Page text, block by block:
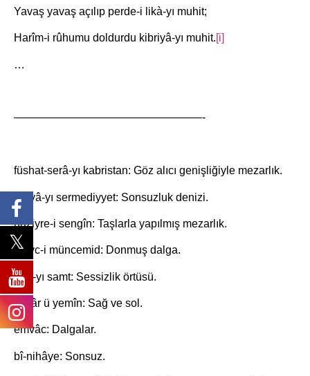
Yavaş yavaş açılıp perde-i likà-yı muhit;
Harîm-i rûhumu doldurdu kibriyâ-yı muhit.[i]
…
—————————————————-
füshat-serâ-yı kabristan: Göz alıcı genişliğiyle mezarlık.
deryâ-yı sermediyyet: Sonsuzluk denizi.
haziyre-i sengîn: Taşlarla yapılmış mezarlık.
mevc-i müncemid: Donmuş dalga.
ridâ-yı samt: Sessizlik örtüsü.
yesâr ü yemîn: Sağ ve sol.
emvâc: Dalgalar.
bî-nihâye: Sonsuz.